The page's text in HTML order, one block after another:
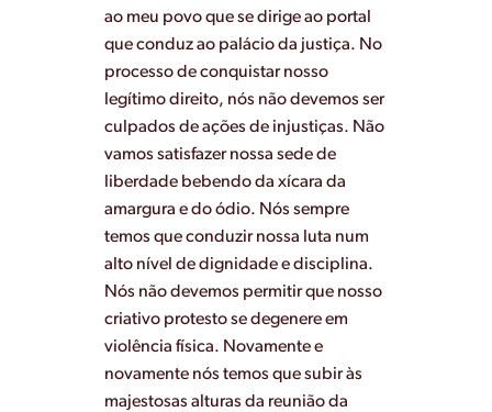
ao meu povo que se dirige ao portal
que conduz ao palácio da justiça. No
processo de conquistar nosso
legítimo direito, nós não devemos ser
culpados de ações de injustiças. Não
vamos satisfazer nossa sede de
liberdade bebendo da xícara da
amargura e do ódio. Nós sempre
temos que conduzir nossa luta num
alto nível de dignidade e disciplina.
Nós não devemos permitir que nosso
criativo protesto se degenere em
violência física. Novamente e
novamente nós temos que subir às
majestosas alturas da reunião da